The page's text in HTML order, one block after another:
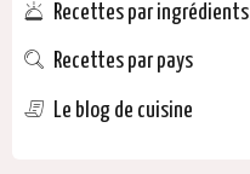
Recettes par ingrédients
Recettes par pays
Le blog de cuisine